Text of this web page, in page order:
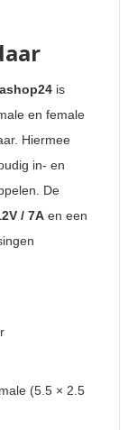
is
en female
Hiermee
in- en
De
/ 7Aen een
(5.5 × 2.5